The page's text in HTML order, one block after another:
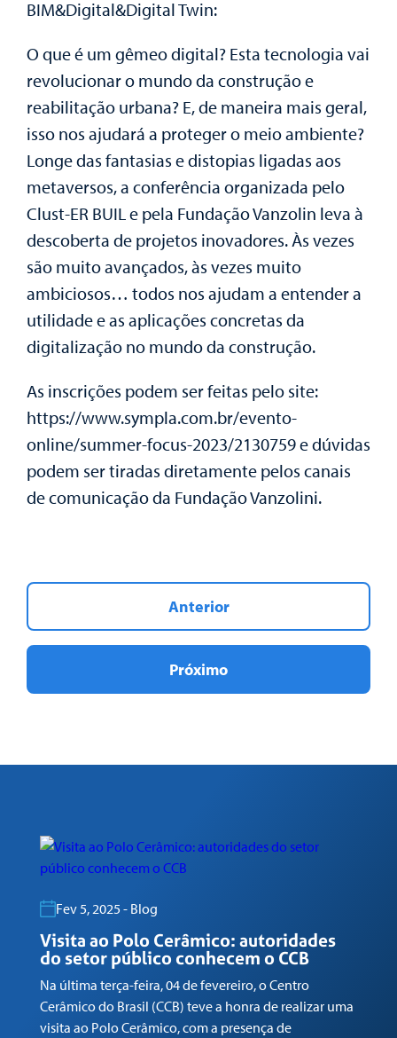
BIM&Digital&Digital Twin:
O que é um gêmeo digital? Esta tecnologia vai
revolucionar o mundo da construção e
reabilitação urbana? E, de maneira mais geral,
isso nos ajudará a proteger o meio ambiente?
Longe das fantasias e distopias ligadas aos
metaversos, a conferência organizada pelo
Clust-ER BUIL e pela Fundação Vanzolin leva à
descoberta de projetos inovadores. Às vezes
são muito avançados, às vezes muito
ambiciosos… todos nos ajudam a entender a
utilidade e as aplicações concretas da
digitalização no mundo da construção.
As inscrições podem ser feitas pelo site:
https://www.sympla.com.br/evento-
online/summer-focus-2023/2130759 e dúvidas
podem ser tiradas diretamente pelos canais
de comunicação da Fundação Vanzolini.
Anterior
Próximo
Fev 5, 2025 - Blog
Visita ao Polo Cerâmico: autoridades
do setor público conhecem o CCB
Na última terça-feira, 04 de fevereiro, o Centro
Cerâmico do Brasil (CCB) teve a honra de realizar uma
visita ao Polo Cerâmico, com a presença de